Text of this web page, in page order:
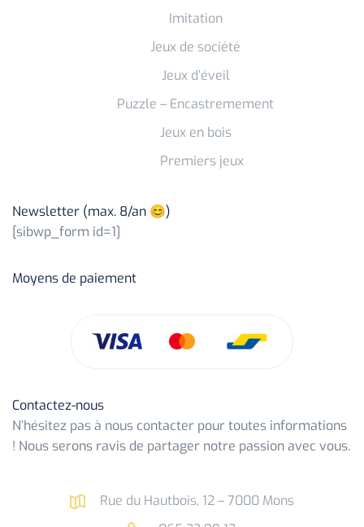
Imitation
Jeux de société
Jeux d’éveil
Puzzle – Encastremement
Jeux en bois
Premiers jeux
Newsletter (max. 8/an 😊)
[sibwp_form id=1]
Moyens de paiement
Contactez-nous
N’hésitez pas à nous contacter pour toutes informations
! Nous serons ravis de partager notre passion avec vous.
Rue du Hautbois, 12 – 7000 Mons